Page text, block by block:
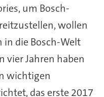
um Bosch-
wollen
in die Bosch-Welt
vier Jahren haben
wichtigen
das erste 2017